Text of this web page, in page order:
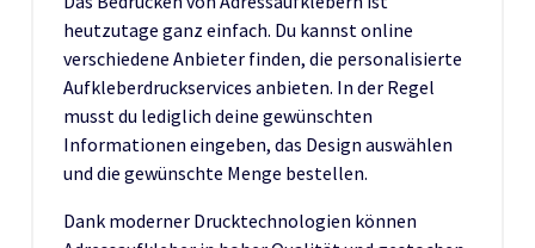
heutzutage ganz einfach. Du kannst online
verschiedene Anbieter finden, die personalisierte
Aufkleberdruckservices anbieten. In der Regel
musst du lediglich deine gewünschten
Informationen eingeben, das Design auswählen
und die gewünschte Menge bestellen.
Dank moderner Drucktechnologien können